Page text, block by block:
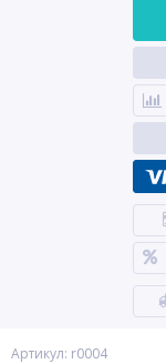
Артикул: r0004